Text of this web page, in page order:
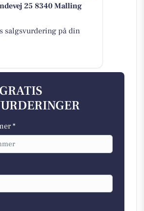
25 8340 Malling
salgsvurdering på din
*